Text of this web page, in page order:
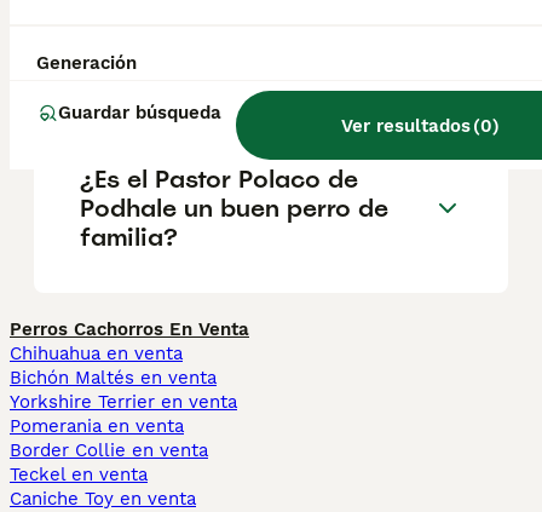
Generación
Guardar búsqueda
Ver resultados(0)
¿Cuáles son los 3 tipos de
¿Es el Pastor Polaco de
Podhale un buen perro de
familia?
Perros Cachorros En Venta
Chihuahua en venta
Bichón Maltés en venta
Yorkshire Terrier en venta
Pomerania en venta
Border Collie en venta
Teckel en venta
Caniche Toy en venta